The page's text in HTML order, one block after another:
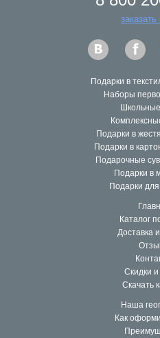
Оформить заказ очень
Выберите товар в каталоге
Начните оформление
Зарегистрируйтесь
Завершите оформление
Мы обработаем заказ в
заказать
Подарки в
Наборы
Подарки в
Подарки в
Подарочные
Подарки в
Подарки
Каталог
Доставка
Скидки и
Скачать
Наша
Как